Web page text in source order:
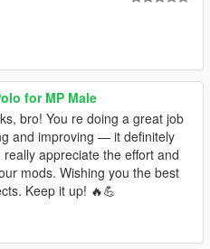
for MP Male
bro! You re doing a great job
and improving — it definitely
appreciate the effort and
mods. Wishing you the best
Keep it up! 🔥💪